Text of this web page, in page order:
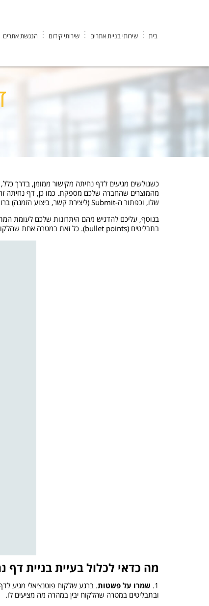
בית שירותי בניית אתרים שירותי קידום הנגשת אתרים
כשגולשים מגיעים לדף נחיתה מקישור ממומן, בדרך
מהמוצרים שהחברה שלכם מספקת. כמו כן, דף נחיתה
שלו, וכפתור ה-Submit (ליצירת קשר, ביצוע הזמנה) ברורים – זה לא יספיק כיוון שהגולש יצטרך להתאמץ מאוד להבין מה אתם רוצים למכור לו.
בנוסף, עליכם להדגיש מהם היתרונות שלכם לעומת
בתבליטים (bullet points). כל זאת במטרה אחת שהלקוח יבין בזמן קצר מהו מהות המוצר שלכם, ולמה כדאי לו לקנות אותו מכם.
מה כדאי לכלול בעיית בניית דף
1. שמרו על פשטות. ברגע שלקוח פוטנציאלי מגיע
ובתבליטים במטרה שהלקוח יבין במהרה מה מציעים לו.